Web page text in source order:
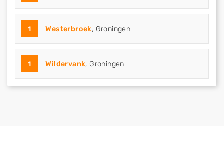
1 Westerbroek, Groningen
1 Wildervank, Groningen